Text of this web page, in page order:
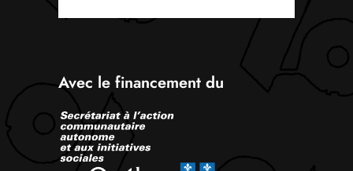
Avec le financement du